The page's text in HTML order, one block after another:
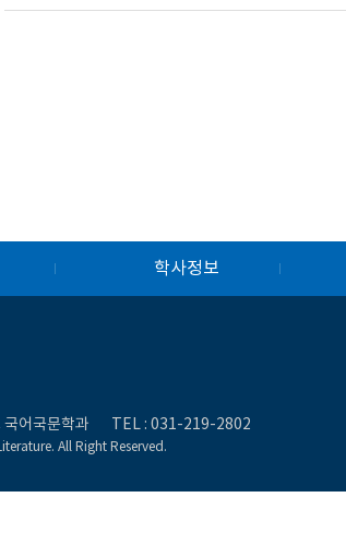
학사정보
어국문학과 TEL : 031-219-2802
All Right Reserved.